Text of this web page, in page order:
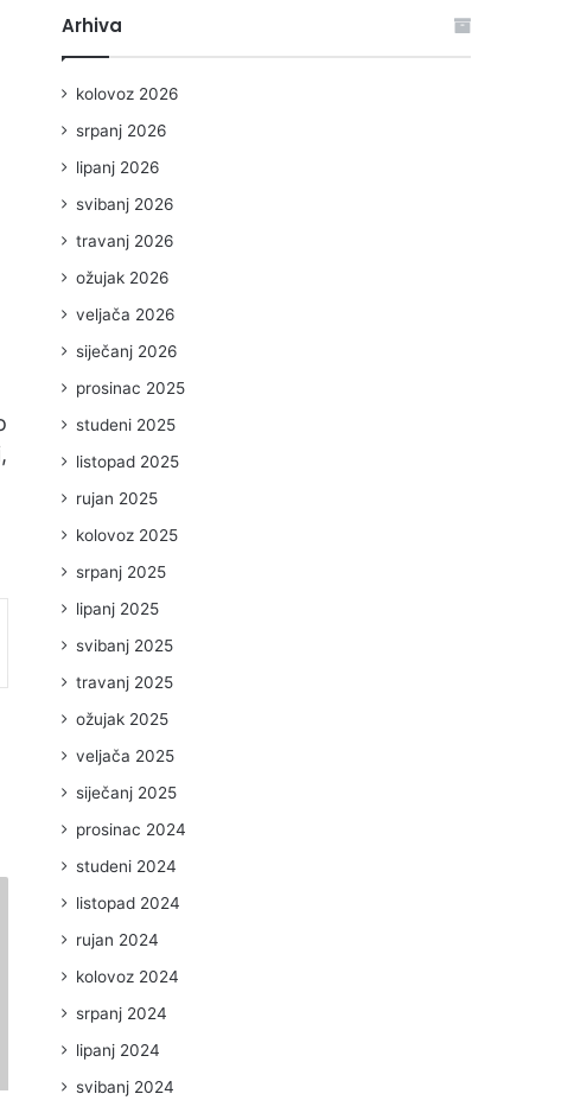
Arhiva
kolovoz 2026
srpanj 2026
lipanj 2026
svibanj 2026
travanj 2026
ožujak 2026
veljača 2026
siječanj 2026
prosinac 2025
studeni 2025
listopad 2025
rujan 2025
kolovoz 2025
srpanj 2025
lipanj 2025
svibanj 2025
travanj 2025
ožujak 2025
veljača 2025
siječanj 2025
prosinac 2024
studeni 2024
listopad 2024
rujan 2024
kolovoz 2024
srpanj 2024
lipanj 2024
svibanj 2024